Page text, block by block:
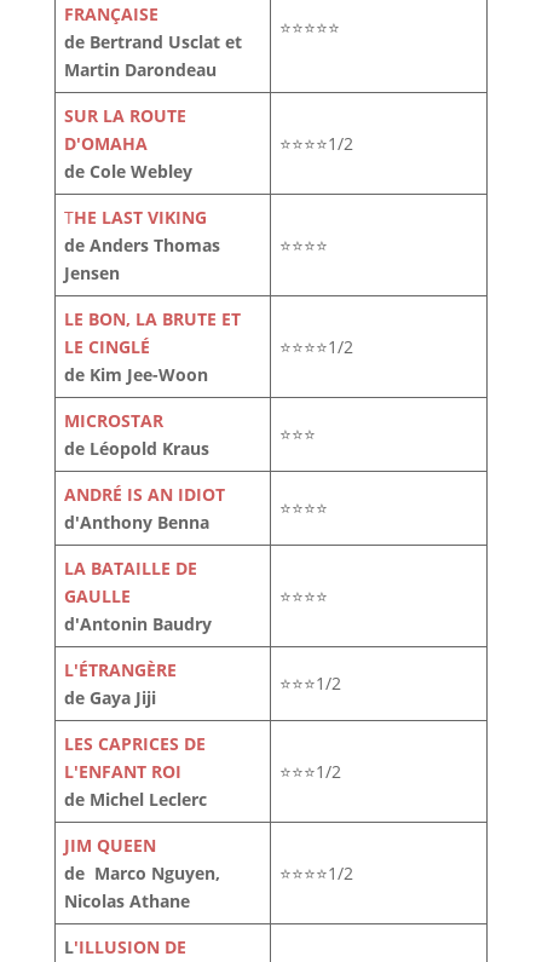
FRANÇAISE
de Bertrand Usclat et
Martin Darondeau
⭐⭐⭐⭐⭐
SUR LA ROUTE
D'OMAHA
de Cole Webley
⭐⭐⭐⭐1/2
THE LAST VIKING
de Anders Thomas
Jensen
⭐⭐⭐⭐
LE BON, LA BRUTE ET
LE CINGLÉ
de Kim Jee-Woon
⭐⭐⭐⭐1/2
MICROSTAR
de Léopold Kraus
⭐⭐⭐
ANDRÉ IS AN IDIOT
d'Anthony Benna
⭐⭐⭐⭐
LA BATAILLE DE
GAULLE
d'Antonin Baudry
⭐⭐⭐⭐
L'ÉTRANGÈRE
de Gaya Jiji
⭐⭐⭐1/2
LES CAPRICES DE
L'ENFANT ROI
de Michel Leclerc
⭐⭐⭐1/2
JIM QUEEN
de Marco Nguyen,
Nicolas Athane
⭐⭐⭐⭐1/2
L'ILLUSION DE